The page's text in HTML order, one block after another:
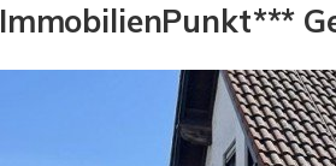
ImmobilienPunkt***